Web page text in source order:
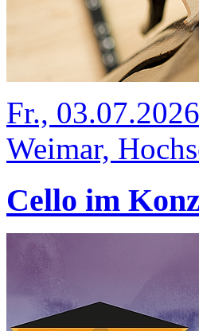
Fr.,
Weimar,
Cello im